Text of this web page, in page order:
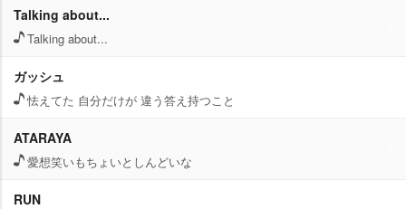
Talking about...
Talking about...
ガッシュ
怯えてた 自分だけが 違う答え持つこと
ATARAYA
愛想笑いもちょいとしんどいな
RUN